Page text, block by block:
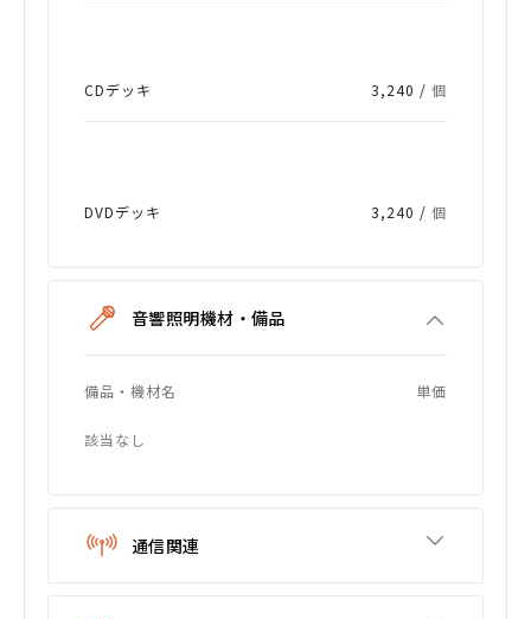
CDデッキ 3,240 /個
DVDデッキ 3,240 /個
音響照明機材・備品
備品・機材名 単価
該当なし
通信関連